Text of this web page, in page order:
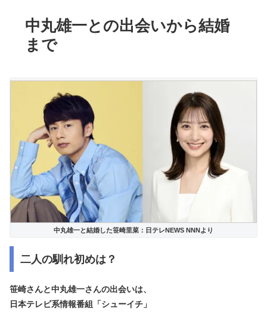
中丸雄一との出会いから結婚
まで
中丸雄一と結婚した笹崎里菜：日テレNEWS NNNより
二人の馴れ初めは？
笹崎さんと中丸雄一さんの出会いは、
日本テレビ系情報番組「シューイチ」